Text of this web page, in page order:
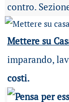
contro.
Mettere su
imparando,
costi.